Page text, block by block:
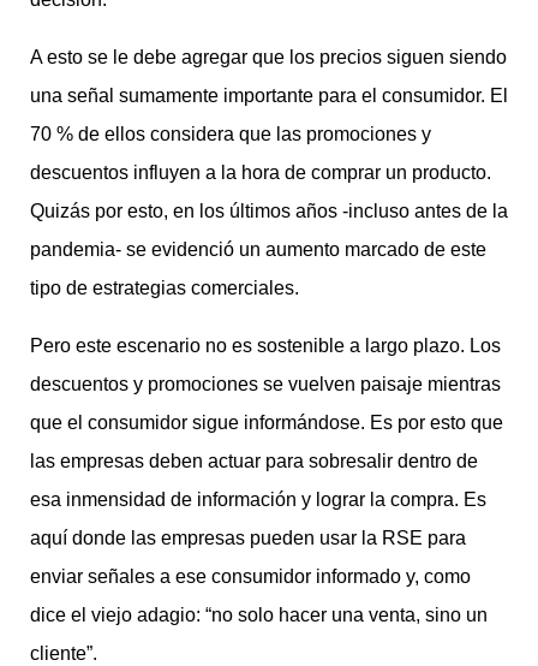
A esto se le debe agregar que los precios siguen siendo
una señal sumamente importante para el consumidor. El
70 % de ellos considera que las promociones y
descuentos influyen a la hora de comprar un producto.
Quizás por esto, en los últimos años -incluso antes de la
pandemia- se evidenció un aumento marcado de este
tipo de estrategias comerciales.
Pero este escenario no es sostenible a largo plazo. Los
descuentos y promociones se vuelven paisaje mientras
que el consumidor sigue informándose. Es por esto que
las empresas deben actuar para sobresalir dentro de
esa inmensidad de información y lograr la compra. Es
aquí donde las empresas pueden usar la RSE para
enviar señales a ese consumidor informado y, como
dice el viejo adagio: “no solo hacer una venta, sino un
cliente”.